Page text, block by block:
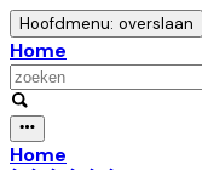
Hoofdmenu: overslaan
Home
Home